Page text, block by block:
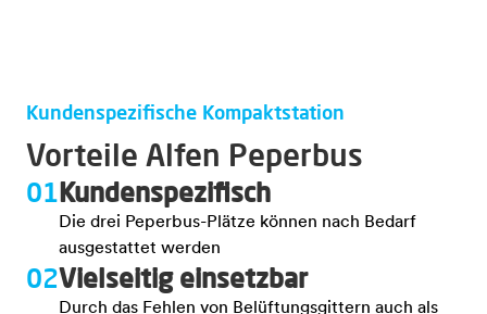
Kundenspezifische Kompaktstation
Vorteile Alfen Peperbus
01Kundenspezifisch
Die drei Peperbus-Plätze können nach Bedarf
ausgestattet werden
02Vielseitig einsetzbar
Durch das Fehlen von Belüftungsgittern auch als